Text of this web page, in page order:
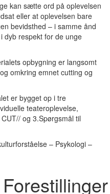
kan sætte ord på oplevelsen
eller at oplevelsen bare
bevidsthed – i samme ånd
dyb respekt for de unge
opbygning er langsomt
omkring emnet cutting og
er bygget op i tre
teateroplevelse,
og 3.Spørgsmål til
– Psykologi –
Forestillinger